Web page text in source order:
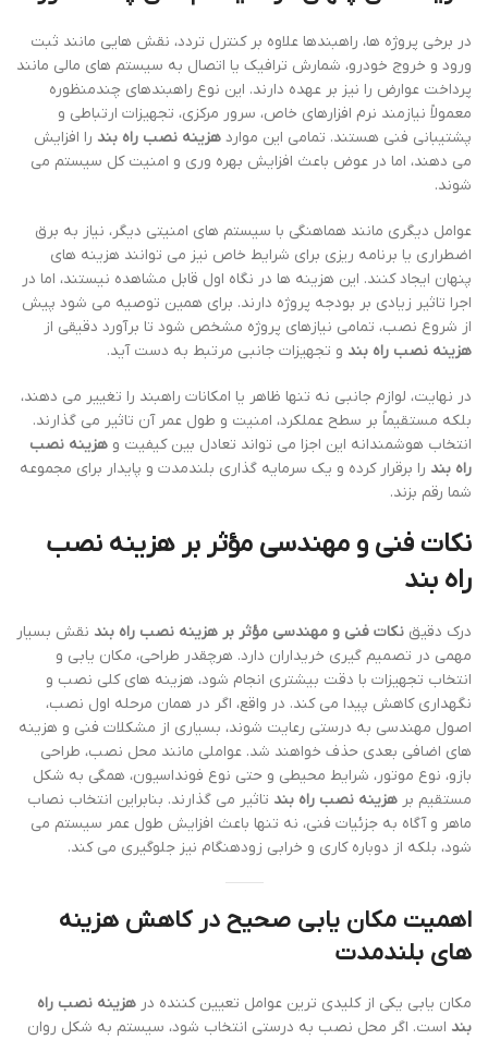
در برخی پروژه ها، راهبندها علاوه بر کنترل تردد، نقش هایی مانند ثبت
ورود و خروج خودرو، شمارش ترافیک یا اتصال به سیستم های مالی مانند
پرداخت عوارض را نیز بر عهده دارند. این نوع راهبندهای چندمنظوره
معمولاً نیازمند نرم افزارهای خاص، سرور مرکزی، تجهیزات ارتباطی و
پشتیبانی فنی هستند. تمامی این موارد هزینه نصب راه بند را افزایش
می دهند، اما در عوض باعث افزایش بهره وری و امنیت کل سیستم می
شوند.
عوامل دیگری مانند هماهنگی با سیستم های امنیتی دیگر، نیاز به برق
اضطراری یا برنامه ریزی برای شرایط خاص نیز می توانند هزینه های
پنهان ایجاد کنند. این هزینه ها در نگاه اول قابل مشاهده نیستند، اما در
اجرا تاثیر زیادی بر بودجه پروژه دارند. برای همین توصیه می شود پیش
از شروع نصب، تمامی نیازهای پروژه مشخص شود تا برآورد دقیقی از
هزینه نصب راه بند و تجهیزات جانبی مرتبط به دست آید.
در نهایت، لوازم جانبی نه تنها ظاهر یا امکانات راهبند را تغییر می دهند،
بلکه مستقیماً بر سطح عملکرد، امنیت و طول عمر آن تاثیر می گذارند.
انتخاب هوشمندانه این اجزا می تواند تعادل بین کیفیت و هزینه نصب
راه بند را برقرار کرده و یک سرمایه گذاری بلندمدت و پایدار برای مجموعه
شما رقم بزند.
نکات فنی و مهندسی مؤثر بر هزینه نصب
راه بند
درک دقیق نکات فنی و مهندسی مؤثر بر هزینه نصب راه بند نقش بسیار
مهمی در تصمیم گیری خریداران دارد. هرچقدر طراحی، مکان یابی و
انتخاب تجهیزات با دقت بیشتری انجام شود، هزینه های کلی نصب و
نگهداری کاهش پیدا می کند. در واقع، اگر در همان مرحله اول نصب،
اصول مهندسی به درستی رعایت شوند، بسیاری از مشکلات فنی و هزینه
های اضافی بعدی حذف خواهند شد. عواملی مانند محل نصب، طراحی
بازو، نوع موتور، شرایط محیطی و حتی نوع فونداسیون، همگی به شکل
مستقیم بر هزینه نصب راه بند تاثیر می گذارند. بنابراین انتخاب نصاب
ماهر و آگاه به جزئیات فنی، نه تنها باعث افزایش طول عمر سیستم می
شود، بلکه از دوباره کاری و خرابی زودهنگام نیز جلوگیری می کند.
اهمیت مکان یابی صحیح در کاهش هزینه
های بلندمدت
مکان یابی یکی از کلیدی ترین عوامل تعیین کننده در هزینه نصب راه
بند است. اگر محل نصب به درستی انتخاب شود، سیستم به شکل روان